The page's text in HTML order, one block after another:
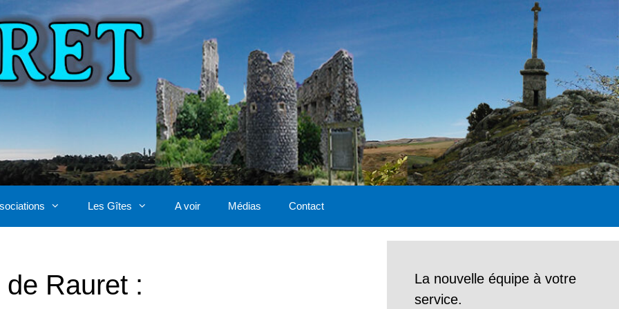
Les Gîtes A voir Médias Contact
Rauret :
La nouvelle équipe à votre
service.